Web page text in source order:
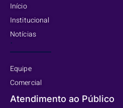
Início
Institucional
Notícias
.
Equipe
Comercial
Atendimento ao Público